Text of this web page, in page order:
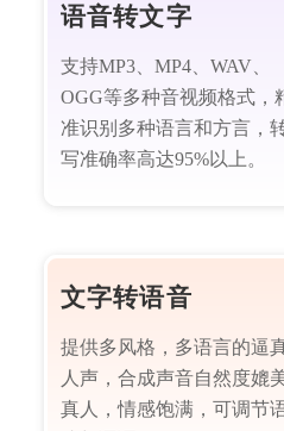
语音转文字
支持MP3、MP4、WAV、
OGG等多种音视频格式，
准识别多种语言和方言，
写准确率高达95%以上。
文字转语音
提供多风格，多语言的逼
人声，合成声音自然度媲
真人，情感饱满，可调节